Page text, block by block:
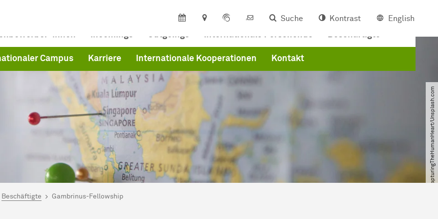
Suche Kontrast English
Incomings Outgoings Internationale Forschende Beschäftigte
Campus Karriere Internationale Kooperationen Kontakt
© CapturingTheHumanHeart​/​Unsplash.com
hier:
Internationales
Beschäftigte Gambrinus-Fellowship